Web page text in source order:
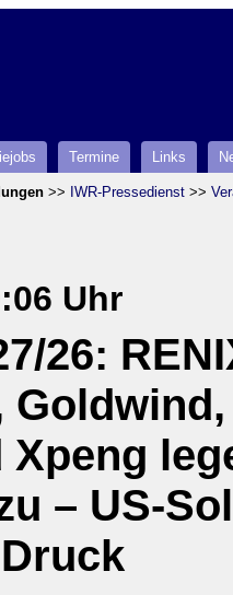
Termine Links
>> IWR-Pressedienst >>
Uhr
26:
– US-